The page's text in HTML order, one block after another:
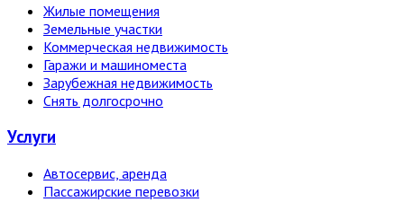
Жилые помещения
Земельные участки
Коммерческая недвижимость
Гаражи и машиноместа
Зарубежная недвижимость
Снять долгосрочно
Услуги
Автосервис, аренда
Пассажирские перевозки